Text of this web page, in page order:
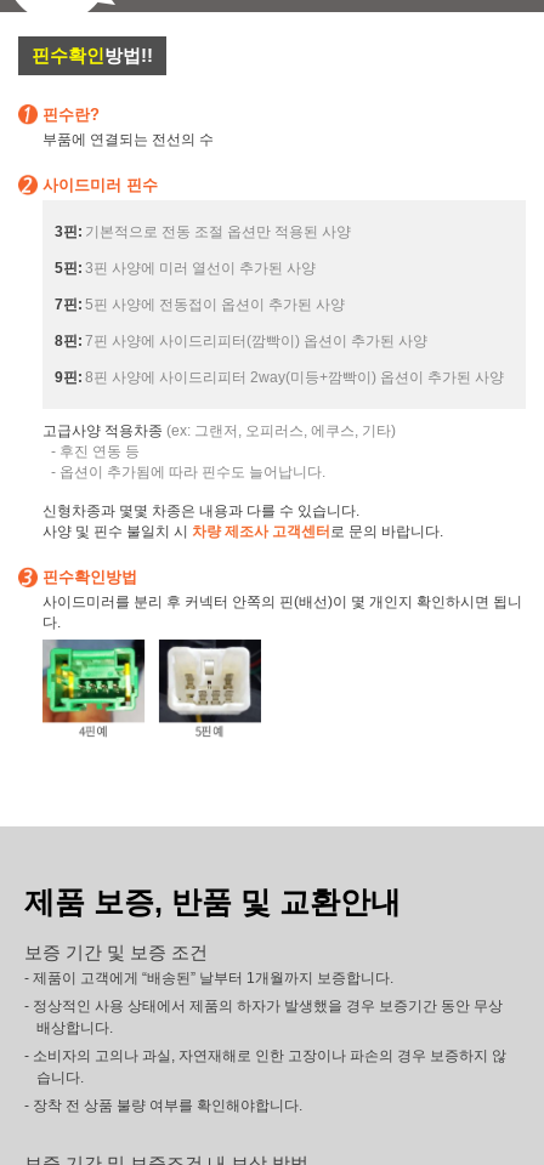
핀수확인방법!!
핀수란?
부품에 연결되는 전선의 수
사이드미러 핀수
3핀: 기본적으로 전동 조절 옵션만 적용된 사양
5핀: 3핀 사양에 미러 열선이 추가된 사양
7핀: 5핀 사양에 전동접이 옵션이 추가된 사양
8핀: 7핀 사양에 사이드리피터(깜빡이) 옵션이 추가된 사양
9핀: 8핀 사양에 사이드리피터 2way(미등+깜빡이) 옵션이 추가된 사양
고급사양 적용차종 (ex: 그랜저, 오피러스, 에쿠스, 기타)
- 후진 연동 등
- 옵션이 추가됨에 따라 핀수도 늘어납니다.
신형차종과 몇몇 차종은 내용과 다를 수 있습니다.
사양 및 핀수 불일치 시 차량 제조사 고객센터 로 문의 바랍니다.
핀수확인방법
사이드미러를 분리 후 커넥터 안쪽의 핀(배선)이 몇 개인지 확인하시면 됩니
다.
제품 보증, 반품 및 교환안내
보증 기간 및 보증 조건
- 제품이 고객에게 “배송된” 날부터 1개월까지 보증합니다.
- 정상적인 사용 상태에서 제품의 하자가 발생했을 경우 보증기간 동안 무상
배상합니다.
- 소비자의 고의나 과실, 자연재해로 인한 고장이나 파손의 경우 보증하지 않
습니다.
- 장착 전 상품 불량 여부를 확인해야합니다.